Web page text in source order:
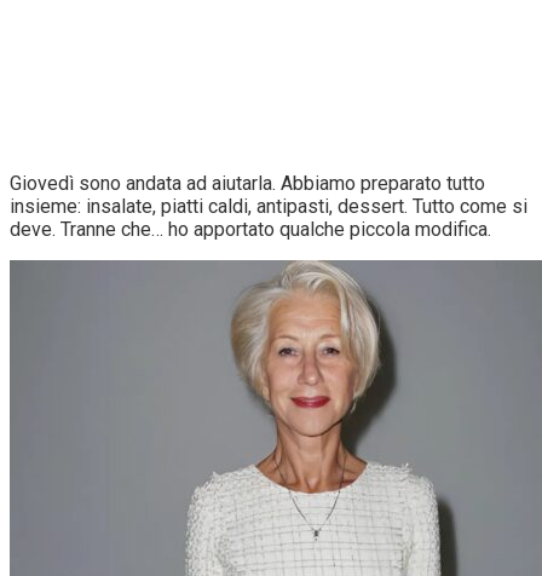
Giovedì sono andata ad aiutarla. Abbiamo preparato tutto
insieme: insalate, piatti caldi, antipasti, dessert. Tutto come si
deve. Tranne che… ho apportato qualche piccola modifica.